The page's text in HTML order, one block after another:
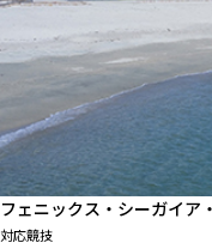
フェニックス・シーガイア
対応競技